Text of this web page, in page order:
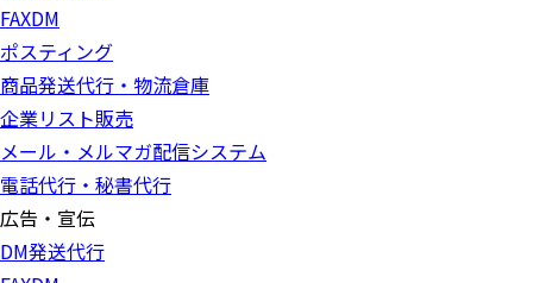
FAXDM
ポスティング
商品発送代行・物流倉庫
企業リスト販売
メール・メルマガ配信システム
電話代行・秘書代行
広告・宣伝
DM発送代行